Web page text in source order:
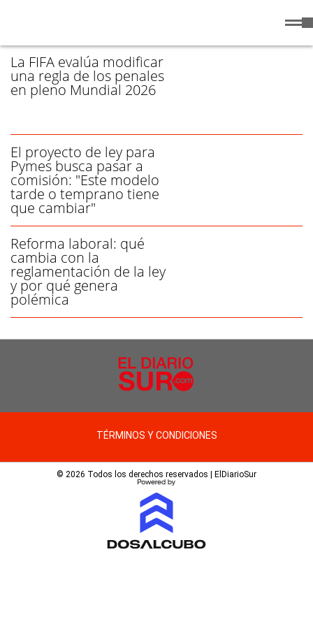
/ REGLAMENTACIÓN - PÁGINA 1
La FIFA evalúa modificar
una regla de los penales
en pleno Mundial 2026
El proyecto de ley para
Pymes busca pasar a
comisión: "Este modelo
tarde o temprano tiene
que cambiar"
Reforma laboral: qué
cambia con la
reglamentación de la ley
y por qué genera
polémica
TÉRMINOS Y CONDICIONES
© 2026 Todos los derechos reservados | ElDiarioSur